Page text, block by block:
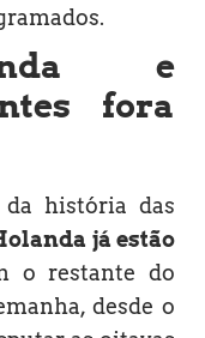
e
fora
da história das
já estão
o restante do
desde o